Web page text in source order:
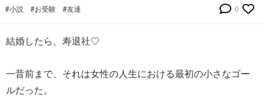
#小説 #お受験 #友達 0
結婚したら、寿退社♡
一昔前まで、それは女性の人生における最初の小さなゴー
ルだった。